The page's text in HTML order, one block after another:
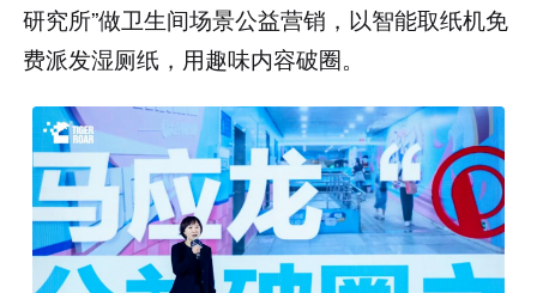
研究所”做卫生间场景公益营销，以智能取纸机免
费派发湿厕纸，用趣味内容破圈。